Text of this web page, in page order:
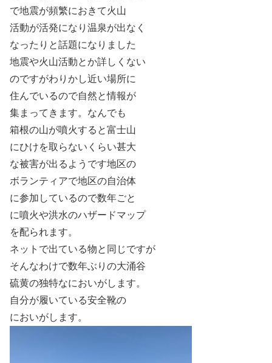
で地震が頻繁におきて火山
活動が活発になり温泉が出なく
なったりと話題になりました
地震や火山活動とか詳しくない
のですがわりかし近い場所に
住んでいるので自然と情報が
集まってきます。なんでも
箱根の山が噴火すると富士山
にひけを取らないくらい甚大
な被害が出るようです地区の
ボランティアで地区の自治体
に参加しているので数年ごと
に噴火や洪水のハザードマップ
を配られます。
ネットで出ている物と同じですが
そんなわけで数年ぶりの大涌谷
硫黄の独特なにおいがします。
自分が履いている安全靴の
においがします。